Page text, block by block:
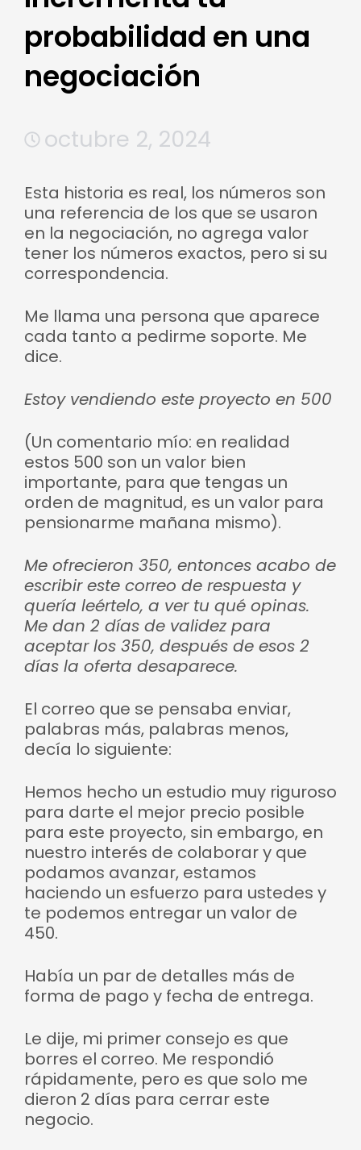
probabilidad en una
negociación
octubre 2, 2024
Esta historia es real, los números son
una referencia de los que se usaron
en la negociación, no agrega valor
tener los números exactos, pero si su
correspondencia.
Me llama una persona que aparece
cada tanto a pedirme soporte. Me
dice.
Estoy vendiendo este proyecto en 500
(Un comentario mío: en realidad
estos 500 son un valor bien
importante, para que tengas un
orden de magnitud, es un valor para
pensionarme mañana mismo).
Me ofrecieron 350, entonces acabo de
escribir este correo de respuesta y
quería leértelo, a ver tu qué opinas.
Me dan 2 días de validez para
aceptar los 350, después de esos 2
días la oferta desaparece.
El correo que se pensaba enviar,
palabras más, palabras menos,
decía lo siguiente:
Hemos hecho un estudio muy riguroso
para darte el mejor precio posible
para este proyecto, sin embargo, en
nuestro interés de colaborar y que
podamos avanzar, estamos
haciendo un esfuerzo para ustedes y
te podemos entregar un valor de
450.
Había un par de detalles más de
forma de pago y fecha de entrega.
Le dije, mi primer consejo es que
borres el correo. Me respondió
rápidamente, pero es que solo me
dieron 2 días para cerrar este
negocio.